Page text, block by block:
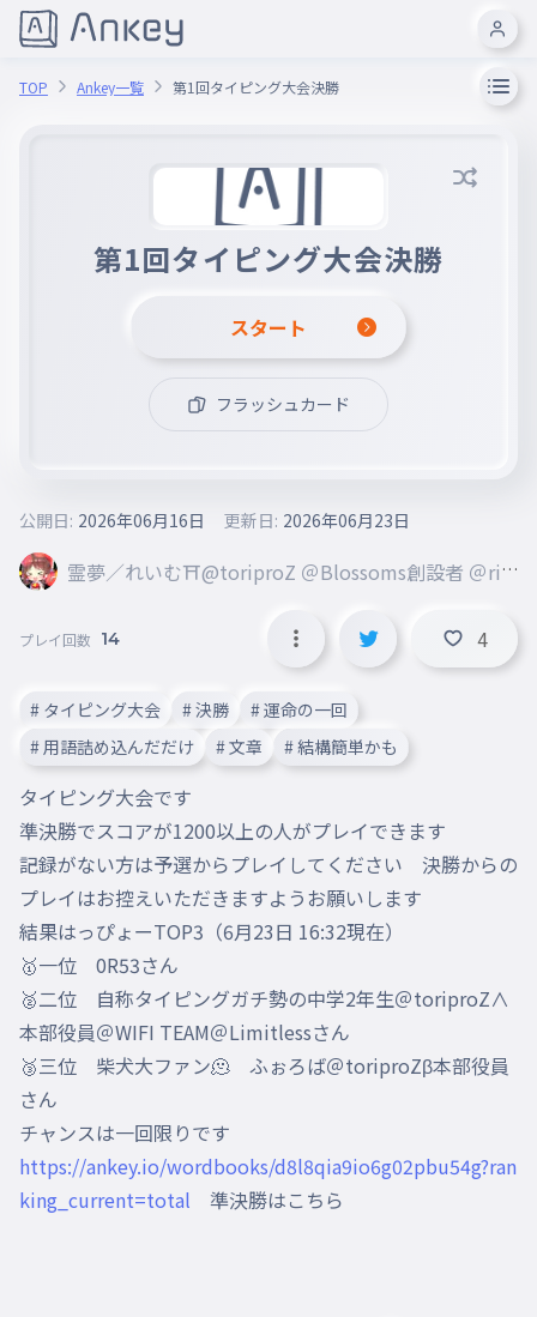
TOP Ankey一覧 第1回タイピング大会決勝
第1回タイピング大会決勝
スタート
フラッシュカード
霊夢／れいむ⛩@toriproZ ＠Blossoms創設者 ＠rib
公開日: 2026年06月16日 更新日: 2026年06月23日
プレイ回数 14 4
# タイピング大会 # 決勝
# 運命の一回
# 用語詰め込んだだけ
# 文章 # 結構簡単かも
タイピング大会です
準決勝でスコアが1200以上の人がプレイできます
記録がない方は予選からプレイしてください　決勝からの
プレイはお控えいただきますようお願いします
結果はっぴょーTOP3（6月23日 16:32現在）
🥇一位　0R53さん
🥈二位　自称タイピングガチ勢の中学2年生＠toriproZ∧
本部役員＠WIFI TEAM＠Limitlessさん
🥉三位　柴犬大ファン🫠　ふぉろば＠toriproZβ本部役員
さん
https://ankey.io/wordbooks/d8l8qia9io6g02pbu54g?ran
king_current=total 準決勝はこちら